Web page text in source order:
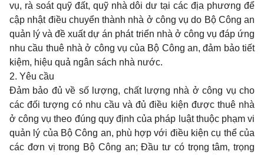
vụ, rà soát quỹ đất, quỹ nhà dôi dư tại các địa phương để
cập nhật điều chuyển thành nhà ở công vụ do Bộ Công an
quản lý và đề xuất dự án phát triển nhà ở công vụ đáp ứng
nhu cầu thuê nhà ở công vụ của Bộ Công an, đảm bảo tiết
kiệm, hiệu quả ngân sách nhà nước.
2. Yêu cầu
Đảm bảo đủ về số lượng, chất lượng nhà ở công vụ cho
các đối tượng có nhu cầu và đủ điều kiện được thuê nhà
ở công vụ theo đúng quy định của pháp luật thuộc phạm vi
quản lý của Bộ Công an, phù hợp với điều kiện cụ thể của
các đơn vị trong Bộ Công an; Đầu tư có trọng tâm, trọng